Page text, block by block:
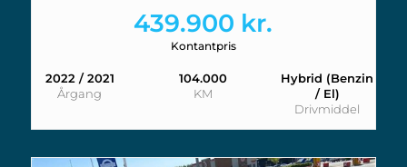
439.900 kr.
Kontantpris
2022 / 2021
Årgang
104.000
KM
Hybrid (Benzin
/ El)
Drivmiddel